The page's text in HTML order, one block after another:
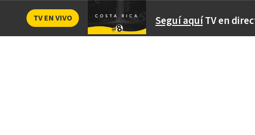
Seguí aquíTV en
TV EN VIVO